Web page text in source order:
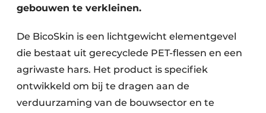
gebouwen te verkleinen.
De BicoSkin is een lichtgewicht elementgevel
die bestaat uit gerecyclede PET-flessen en een
agriwaste hars. Het product is specifiek
ontwikkeld om bij te dragen aan de
verduurzaming van de bouwsector en te